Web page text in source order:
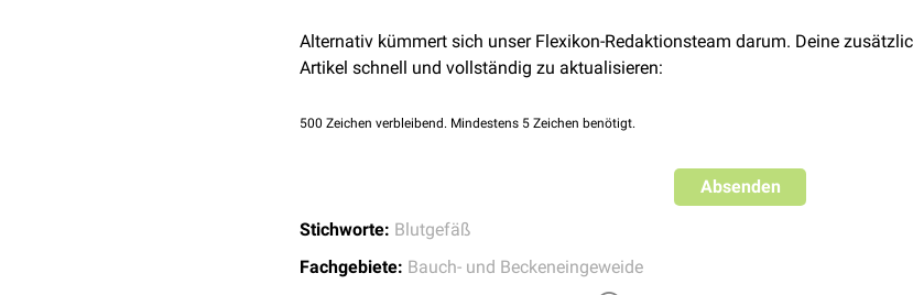
Alternativ kümmert sich unser Flexikon-Redaktionsteam darum. Deine
Artikel schnell und vollständig zu aktualisieren:
500 Zeichen verbleibend. Mindestens 5 Zeichen benötigt.
Absenden
Stichworte: Blutgefäß
Fachgebiete: Bauch- und Beckeneingeweide